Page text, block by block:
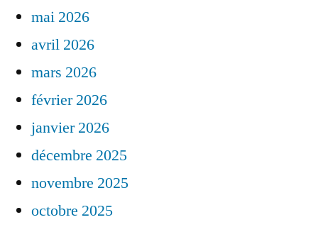
mai 2026
avril 2026
mars 2026
février 2026
janvier 2026
décembre 2025
novembre 2025
octobre 2025